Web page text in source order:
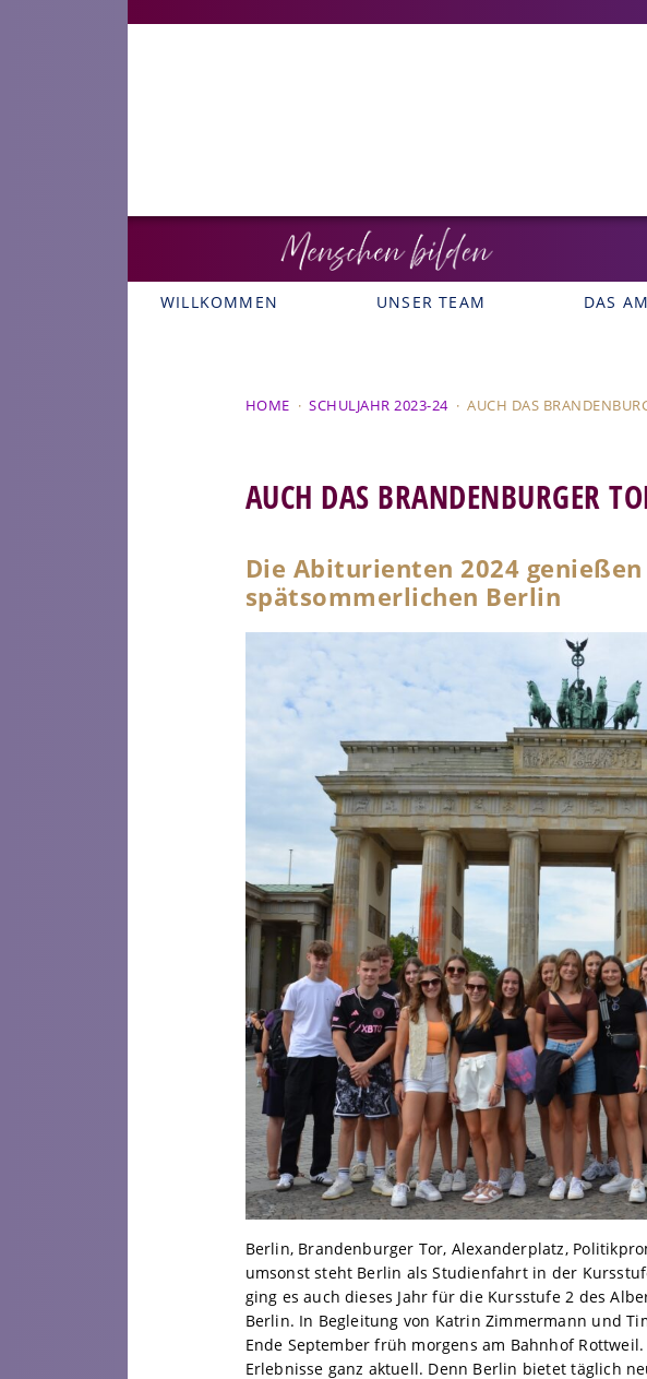
WILLKOMMEN UNSER TEAM DAS
HOME · SCHULJAHR 2023-24· AUCH DAS
AUCH DAS BRANDENBURGER
Die Abiturienten 2024
spätsommerlichen Berlin
Berlin, Brandenburger Tor, Alexanderplatz,
umsonst steht Berlin als Studienfahrt in der
ging es auch dieses Jahr für die Kursstufe 2 des
Berlin. In Begleitung von Katrin Zimmermann und
Ende September früh morgens am Bahnhof
Erlebnisse ganz aktuell. Denn Berlin bietet täglich